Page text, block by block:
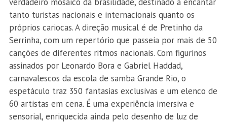
tanto turistas nacionais e internacionais quanto os
próprios cariocas. A direção musical é de Pretinho da
Serrinha, com um repertório que passeia por mais de 50
canções de diferentes ritmos nacionais. Com figurinos
assinados por Leonardo Bora e Gabriel Haddad,
carnavalescos da escola de samba Grande Rio, o
espetáculo traz 350 fantasias exclusivas e um elenco de
60 artistas em cena. É uma experiência imersiva e
sensorial, enriquecida ainda pelo desenho de luz de